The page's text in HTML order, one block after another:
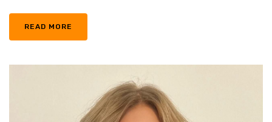
READ MORE